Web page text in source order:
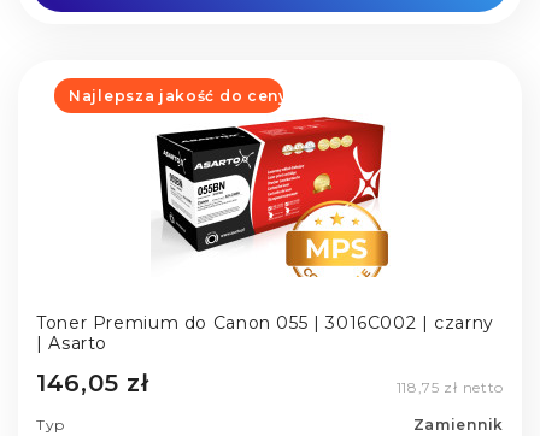
Najlepsza jakość do ceny
Toner Premium do Canon 055 | 3016C002 | czarny
| Asarto
146,05 zł 118,75 zł netto
Typ
Zamiennik